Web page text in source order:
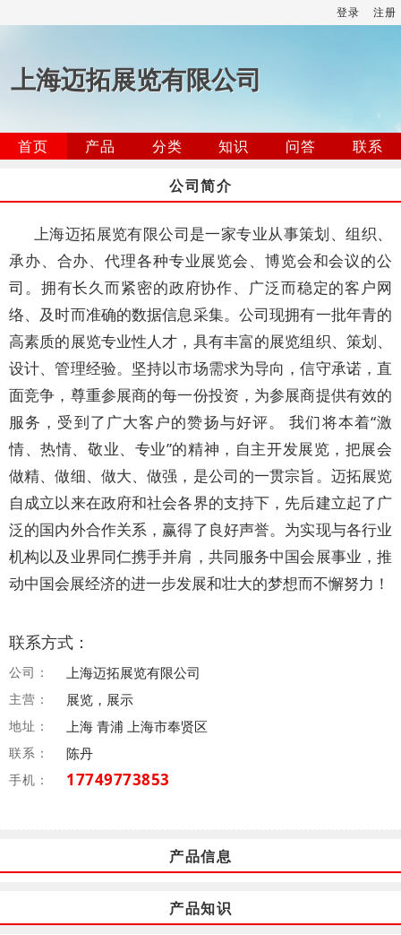
登录 注册
上海迈拓展览有限公司
首页 产品 分类 知识 问答
联系
公司简介
上海迈拓展览有限公司是一家专业从事策划、组织、
承办、合办、代理各种专业展览会、博览会和会议的公
司。拥有长久而紧密的政府协作、广泛而稳定的客户网
络、及时而准确的数据信息采集。公司现拥有一批年青的
高素质的展览专业性人才，具有丰富的展览组织、策划、
设计、管理经验。坚持以市场需求为导向，信守承诺，直
面竞争，尊重参展商的每一份投资，为参展商提供有效的
服务，受到了广大客户的赞扬与好评。 我们将本着“激
情、热情、敬业、专业”的精神，自主开发展览，把展会
做精、做细、做大、做强，是公司的一贯宗旨。迈拓展览
自成立以来在政府和社会各界的支持下，先后建立起了广
泛的国内外合作关系，赢得了良好声誉。为实现与各行业
机构以及业界同仁携手并肩，共同服务中国会展事业，推
动中国会展经济的进一步发展和壮大的梦想而不懈努力！
联系方式：
公司： 上海迈拓展览有限公司
主营： 展览，展示
地址： 上海 青浦 上海市奉贤区
联系： 陈丹
手机： 17749773853
产品信息
产品知识